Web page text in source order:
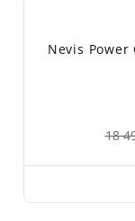
Nevis
18